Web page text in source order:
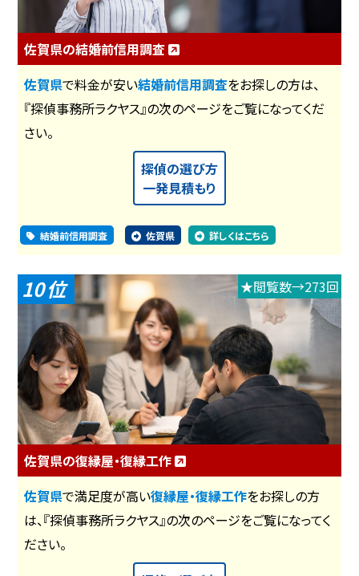
佐賀県の結婚前信用調査
佐賀県で料金が安い結婚前信用調査をお探しの方は、
『探偵事務所ラクヤス』の次のページをご覧になってくだ
さい。
探偵の選び方
一発見積もり
結婚前信用調査 佐賀県 詳しくはこちら
10 ★閲覧数→273回
佐賀県の復縁屋・復縁工作
佐賀県で満足度が高い復縁屋・復縁工作をお探しの方
は、『探偵事務所ラクヤス』の次のページをご覧になってく
ださい。